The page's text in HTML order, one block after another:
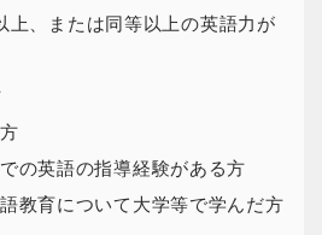
上、または同等以上の英語力が
の英語の指導経験がある方
教育について大学等で学んだ方